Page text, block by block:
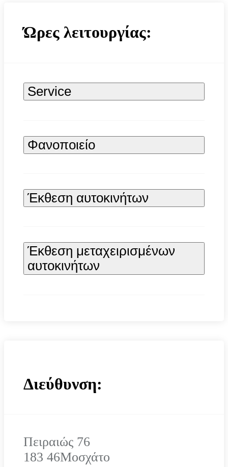
Ώρες λειτουργίας:
Service
Φανοποιείο
Έκθεση αυτοκινήτων
Έκθεση μεταχειρισμένων
αυτοκινήτων
Διεύθυνση:
Πειραιώς 76
183 46Μοσχάτο